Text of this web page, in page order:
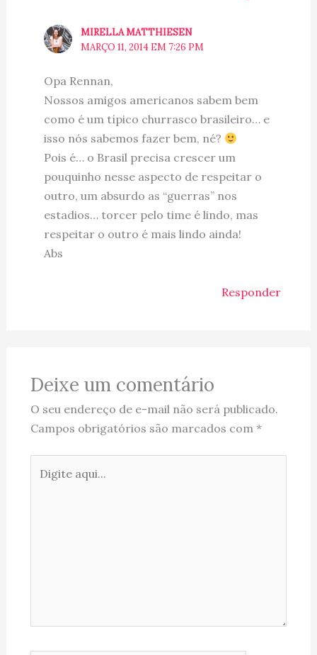
MIRELLA MATTHIESEN
MARÇO 11, 2014 EM 7:26 PM
Opa Rennan,
Nossos amigos americanos sabem bem
como é um típico churrasco brasileiro… e
isso nós sabemos fazer bem, né?
Pois é… o Brasil precisa crescer um
pouquinho nesse aspecto de respeitar o
outro, um absurdo as “guerras” nos
estadios… torcer pelo time é lindo, mas
respeitar o outro é mais lindo ainda!
Abs
Responder
Deixe um comentário
O seu endereço de e-mail não será publicado.
Campos obrigatórios são marcados com *
aqui...